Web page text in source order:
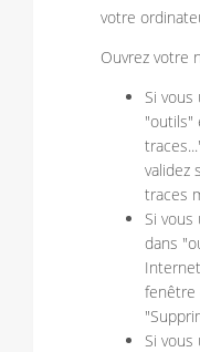
votre
Ouvrez votre
Si vous
"outils"
validez
traces
Si vous
dans
fenêtre
Si vous